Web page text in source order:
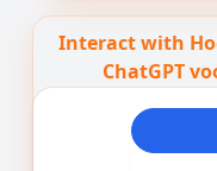
Interact with
ChatGPT